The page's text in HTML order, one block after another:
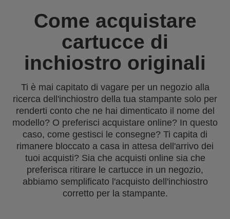
Come acquistare
cartucce di
inchiostro originali
Ti è mai capitato di vagare per un negozio alla
ricerca dell'inchiostro della tua stampante solo per
renderti conto che ne hai dimenticato il nome del
modello? O preferisci acquistare online? In questo
caso, come gestisci le consegne? Ti capita di
rimanere bloccato a casa in attesa dell'arrivo dei
tuoi acquisti? Sia che acquisti online sia che
preferisca ritirare le cartucce in un negozio,
abbiamo semplificato l'acquisto dell'inchiostro
corretto per la stampante.